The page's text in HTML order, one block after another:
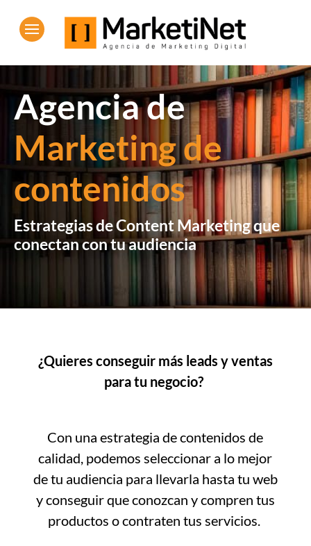
Agencia de
Marketing de
contenidos
Estrategias de Content Marketing que
conectan con tu audiencia
¿Quieres conseguir más leads y ventas
para tu negocio?
Con una estrategia de contenidos de
calidad, podemos seleccionar a lo mejor
de tu audiencia para llevarla hasta tu web
y conseguir que conozcan y compren tus
productos o contraten tus servicios.